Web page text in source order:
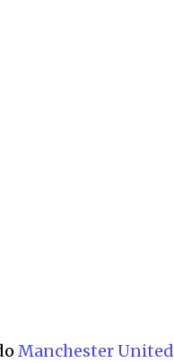
Manchester United